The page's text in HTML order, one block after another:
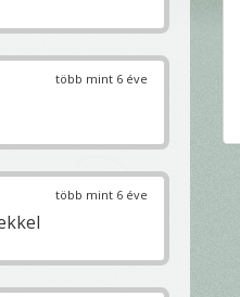
több mint 6 éve
több mint 6 éve